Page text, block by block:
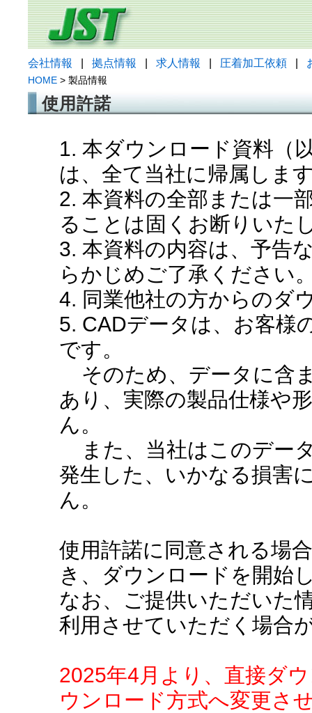
会社情報 拠点情報 求人情報 圧着加工依頼
HOME > 製品情報
使用許諾
1. 本ダウンロード資料（
は、全て当社に帰属しま
2. 本資料の全部または一
ることは固くお断りいた
3. 本資料の内容は、予告
らかじめご了承ください
4. 同業他社の方からのダ
5. CADデータは、お客様
です。
そのため、データに含
あり、実際の製品仕様や
ん。
また、当社はこのデー
発生した、いかなる損害
ん。
使用許諾に同意される場
き、ダウンロードを開始
なお、ご提供いただいた
利用させていただく場合
2025年4月より、直接ダ
ウンロード方式へ変更さ